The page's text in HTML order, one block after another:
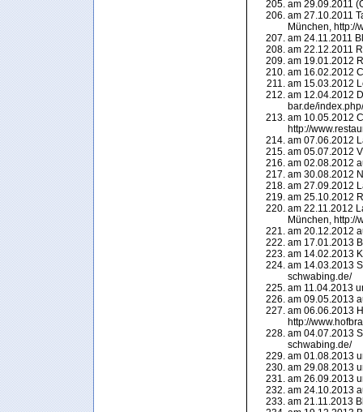
am 29.09.2011
am 27.10.2011
München, http://
am 24.11.2011
am 22.12.2011
am 19.01.2012
am 16.02.2012
am 15.03.2012
am 12.04.2012
bar.de/
am 10.05.2012
http://
am 07.06.2012
am 05.07.2012
am 02.08.2012
am 30.08.2012
am 27.09.2012
am 25.10.2012
am 22.11.2012
München, http://
am 20.12.2012
am 17.01.2013
am 14.02.2013
am 14.03.2013
schwabing.de/
am 11.04.2013
am 09.05.2013
am 06.06.2013
http://
am 04.07.2013
schwabing.de/
am 01.08.2013
am 29.08.2013
am 26.09.2013
am 24.10.2013
am 21.11.2013